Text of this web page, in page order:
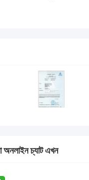
অনলাইন চ্যাট এখন